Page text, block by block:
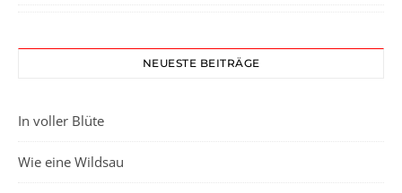
NEUESTE BEITRÄGE
In voller Blüte
Wie eine Wildsau